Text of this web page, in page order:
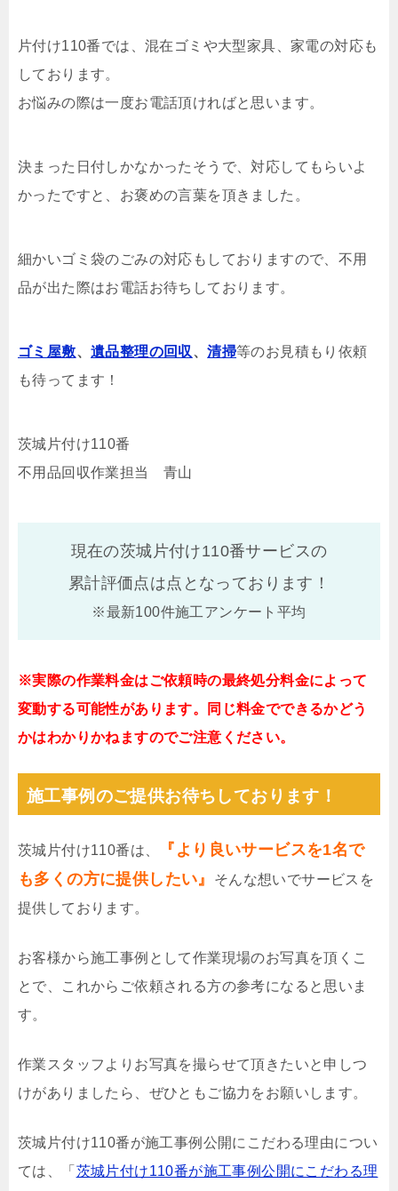
片付け110番では、混在ゴミや大型家具、家電の対応も
しております。
お悩みの際は一度お電話頂ければと思います。
決まった日付しかなかったそうで、対応してもらいよ
かったですと、お褒めの言葉を頂きました。
細かいゴミ袋のごみの対応もしておりますので、不用
品が出た際はお電話お待ちしております。
ゴミ屋敷、遺品整理の回収、清掃等のお見積もり依頼
も待ってます！
茨城片付け110番
不用品回収作業担当 青山
現在の茨城片付け110番サービスの
累計評価点は点となっております！
※最新100件施工アンケート平均
※実際の作業料金はご依頼時の最終処分料金によって
変動する可能性があります。同じ料金でできるかどう
かはわかりかねますのでご注意ください。
施工事例のご提供お待ちしております！
茨城片付け110番は、
『より良いサービスを1名で
も多くの方に提供したい』
そんな想いでサービスを
提供しております。
お客様から施工事例として作業現場のお写真を頂くこ
とで、これからご依頼される方の参考になると思いま
す。
作業スタッフよりお写真を撮らせて頂きたいと申しつ
けがありましたら、ぜひともご協力をお願いします。
茨城片付け110番が施工事例公開にこだわる理由につい
ては、「 茨城片付け110番が施工事例公開にこだわる理